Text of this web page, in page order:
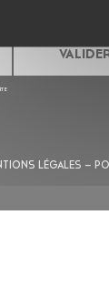
LÉGALES –